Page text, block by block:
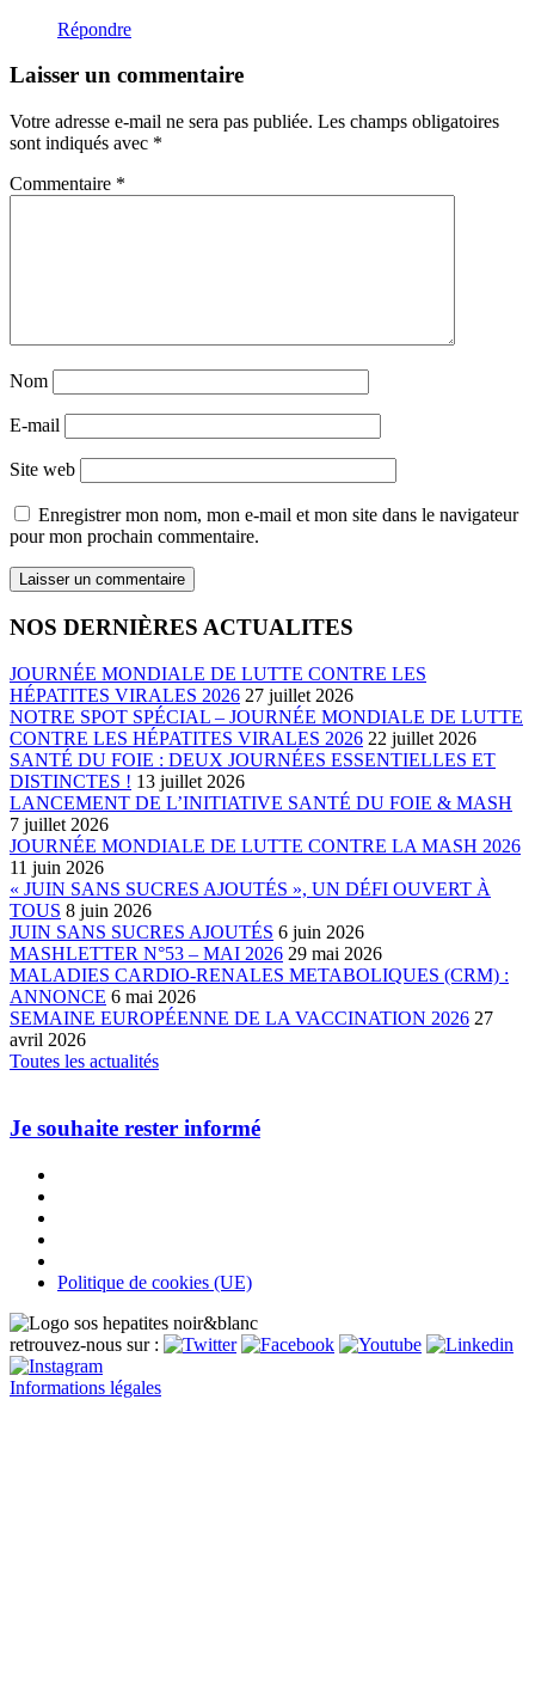
Répondre
Laisser un commentaire
Votre adresse e-mail ne sera pas publiée. Les champs obligatoires
sont indiqués avec *
Commentaire *
Nom
E-mail
Site web
Enregistrer mon nom, mon e-mail et mon site dans le navigateur
pour mon prochain commentaire.
NOS DERNIÈRES ACTUALITES
JOURNÉE MONDIALE DE LUTTE CONTRE LES
HÉPATITES VIRALES 2026 27 juillet 2026
NOTRE SPOT SPÉCIAL – JOURNÉE MONDIALE DE LUTTE
CONTRE LES HÉPATITES VIRALES 2026 22 juillet 2026
SANTÉ DU FOIE : DEUX JOURNÉES ESSENTIELLES ET
DISTINCTES ! 13 juillet 2026
LANCEMENT DE L’INITIATIVE SANTÉ DU FOIE & MASH
7 juillet 2026
JOURNÉE MONDIALE DE LUTTE CONTRE LA MASH 2026
11 juin 2026
« JUIN SANS SUCRES AJOUTÉS », UN DÉFI OUVERT À
TOUS 8 juin 2026
JUIN SANS SUCRES AJOUTÉS 6 juin 2026
MASHLETTER N°53 – MAI 2026 29 mai 2026
MALADIES CARDIO-RENALES METABOLIQUES (CRM) :
ANNONCE 6 mai 2026
SEMAINE EUROPÉENNE DE LA VACCINATION 2026 27
avril 2026
Toutes les actualités
Je souhaite rester informé
Politique de cookies (UE)
retrouvez-nous sur :
Informations légales